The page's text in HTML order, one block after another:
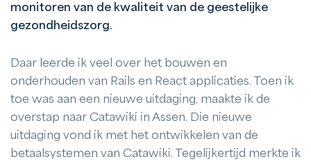
monitoren van de kwaliteit van de geestelijke
gezondheidszorg.
Daar leerde ik veel over het bouwen en
onderhouden van Rails en React applicaties. Toen ik
toe was aan een nieuwe uitdaging, maakte ik de
overstap naar Catawiki in Assen. Die nieuwe
uitdaging vond ik met het ontwikkelen van de
betaalsystemen van Catawiki. Tegelijkertijd merkte ik